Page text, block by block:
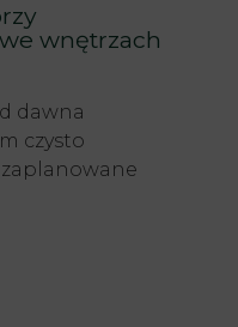
wnętrzach
dawna
czysto